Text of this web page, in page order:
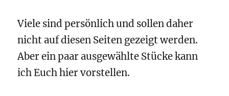
Viele sind persönlich und sollen daher
nicht auf diesen Seiten gezeigt werden.
Aber ein paar ausgewählte Stücke kann
ich Euch hier vorstellen.